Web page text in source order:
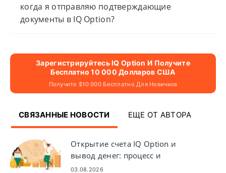
когда я отправляю подтверждающие
документы в IQ Option?
Зарегистрируйтесь IQ Option И Получите
Бесплатно 10 000 Долларов США
Получите $10 000 Бесплатно Для Новичков
СВЯЗАННЫЕ НОВОСТИ ЕЩЕ ОТ АВТОРА
Открытие счета IQ Option и
вывод денег: процесс и
требования
03.08.2026